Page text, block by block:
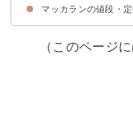
事例①ザ・マッカラ
事例②マッカラン
マッカランの値段・
（このページ